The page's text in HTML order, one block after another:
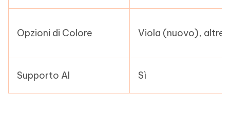
Opzioni di Colore Viola (nuovo), altre
Supporto AI Sì